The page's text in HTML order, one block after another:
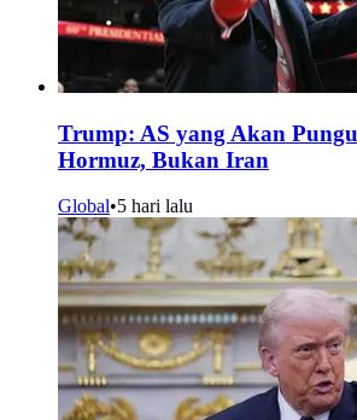
Trump: AS yang Akan
Hormuz, Bukan Iran
Global•5 hari lalu